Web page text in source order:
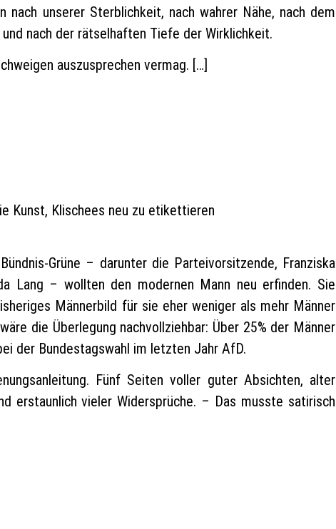
unserer Sterblichkeit, nach wahrer Nähe, nach dem
nach der rätselhaften Tiefe der Wirklichkeit.
auszusprechen vermag. […]
Kunst, Klischees neu zu etikettieren
Grüne – darunter die Parteivorsitzende, Franziska
Lang – wollten den modernen Mann neu erfinden. Sie
Männerbild für sie eher weniger als mehr Männer
die Überlegung nachvollziehbar: Über 25% der Männer
der Bundestagswahl im letzten Jahr AfD.
Fünf Seiten voller guter Absichten, alter
erstaunlich vieler Widersprüche. – Das musste satirisch